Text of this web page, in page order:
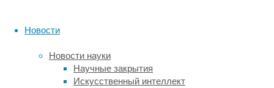
Новости
Новости науки
Научные закрытия
Искусственный интеллект
хронической
двигательных
нарушений